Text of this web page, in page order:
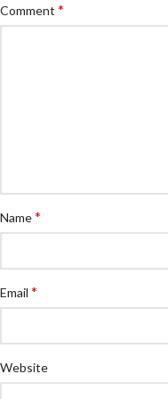
Comment *
Name*
Email *
Website